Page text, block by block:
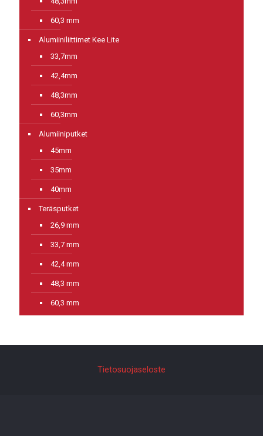
60,3 mm
Alumiiniliittimet Kee Lite
33,7mm
42,4mm
48,3mm
60,3mm
Alumiiniputket
45mm
35mm
40mm
Teräsputket
26,9 mm
33,7 mm
42,4 mm
48,3 mm
60,3 mm
Tietosuojaseloste